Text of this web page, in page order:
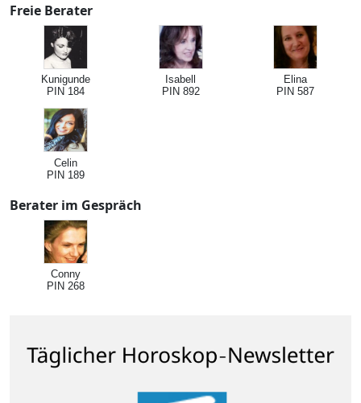
Freie Berater
Kunigunde
PIN 184
Isabell
PIN 892
Elina
PIN 587
Celin
PIN 189
Berater im Gespräch
Conny
PIN 268